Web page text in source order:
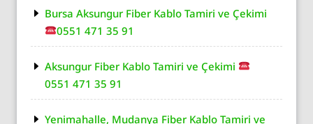
Bursa Aksungur Fiber Kablo Tamiri ve Çekimi
0551 471 35 91
Aksungur Fiber Kablo Tamiri ve Çekimi
0551 471 35 91
Yenimahalle, Mudanya Fiber Kablo Tamiri ve